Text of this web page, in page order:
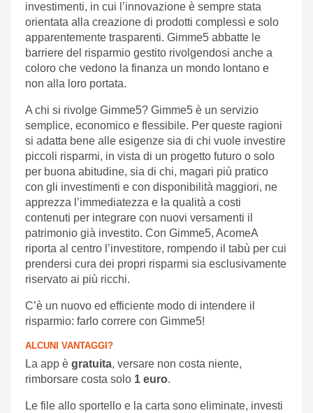
investimenti, in cui l’innovazione è sempre stata
orientata alla creazione di prodotti complessi e solo
apparentemente trasparenti. Gimme5 abbatte le
barriere del risparmio gestito rivolgendosi anche a
coloro che vedono la finanza un mondo lontano e
non alla loro portata.
A chi si rivolge Gimme5? Gimme5 è un servizio
semplice, economico e flessibile. Per queste ragioni
si adatta bene alle esigenze sia di chi vuole investire
piccoli risparmi, in vista di un progetto futuro o solo
per buona abitudine, sia di chi, magari più pratico
con gli investimenti e con disponibilità maggiori, ne
apprezza l’immediatezza e la qualità a costi
contenuti per integrare con nuovi versamenti il
patrimonio già investito. Con Gimme5, AcomeA
riporta al centro l’investitore, rompendo il tabù per cui
prendersi cura dei propri risparmi sia esclusivamente
riservato ai più ricchi.
C’è un nuovo ed efficiente modo di intendere il
risparmio: farlo correre con Gimme5!
ALCUNI VANTAGGI?
La app è gratuita, versare non costa niente,
rimborsare costa solo 1 euro.
Le file allo sportello e la carta sono eliminate, investi